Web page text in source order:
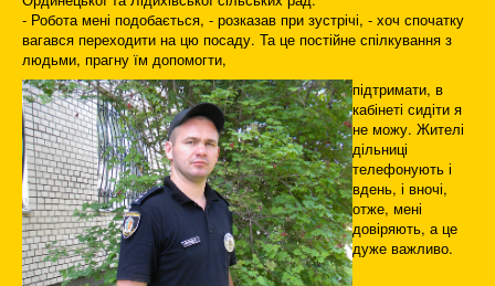
- Робота мені подобається, - розказав при зустрічі, - хоч спочатку
вагався переходити на цю посаду. Та це постійне спілкування з
людьми, прагну їм допомогти,
підтримати, в
кабінеті сидіти я
не можу. Жителі
дільниці
телефонують і
вдень, і вночі,
отже, мені
довіряють, а це
дуже важливо.